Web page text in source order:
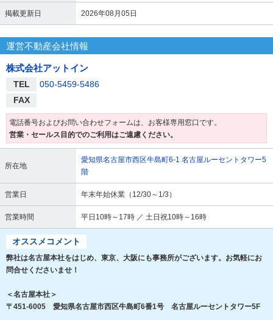
掲載更新日 2026年08月05日
運営不動産会社情報
株式会社アットイン
TEL
050-5459-5486
FAX
電話番号およびお問い合わせフォームは、お客様専用窓口です。
営業・セールス目的でのご利用はご遠慮ください。
所在地
愛知県名古屋市西区牛島町6-1 名古屋ルーセントタワー5
階
営業日 年末年始休業（12/30～1/3）
営業時間 平日10時～17時 ／ 土日祝10時～16時
オススメコメント
弊社は名古屋本社をはじめ、東京、大阪にも事務所がございます。お気軽にお
問合せくださいませ！
＜名古屋本社＞
〒451-6005 愛知県名古屋市西区牛島町6番1号 名古屋ルーセントタワー5F